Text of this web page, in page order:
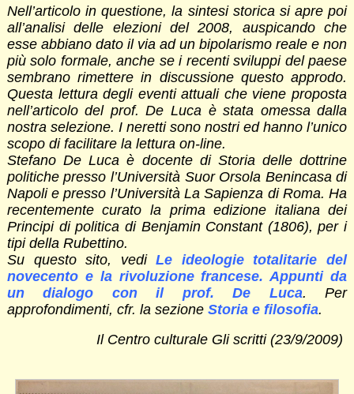
Nell’articolo in questione, la sintesi storica si apre poi
all’analisi delle elezioni del 2008, auspicando che
esse abbiano dato il via ad un bipolarismo reale e non
più solo formale, anche se i recenti sviluppi del paese
sembrano rimettere in discussione questo approdo.
Questa lettura degli eventi attuali che viene proposta
nell’articolo del prof. De Luca è stata omessa dalla
nostra selezione. I neretti sono nostri ed hanno l’unico
scopo di facilitare la lettura on-line.
Stefano De Luca è docente di Storia delle dottrine
politiche presso l’Università Suor Orsola Benincasa di
Napoli e presso l’Università La Sapienza di Roma. Ha
recentemente curato la prima edizione italiana dei
Principi di politica di Benjamin Constant (1806), per i
tipi della Rubettino.
Su questo sito, vediLe ideologie totalitarie del
novecento e la rivoluzione francese. Appunti da
un dialogo con il prof. De Luca. Per
approfondimenti, cfr. la sezione Storia e filosofia.
Il Centro culturale Gli scritti (23/9/2009)